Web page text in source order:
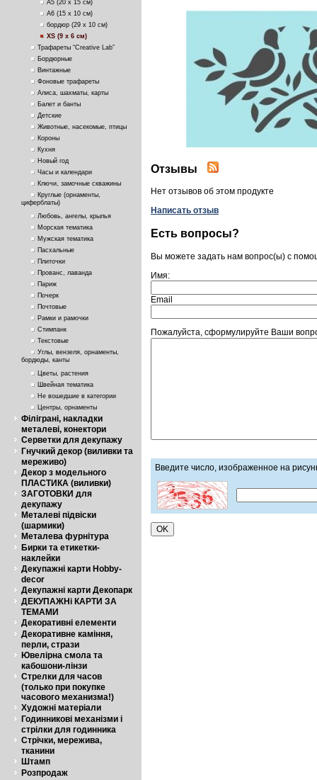
А5 (20 х 15 см)
А6 (15 х 10 см)
бордюр (29 х 10 см)
ХS (9 х 6 см)
Трафареты “Creative Lab”
Бордюрные
Винтажные
Фоновые трафареты
Алиса, шахматы, карты
Балет и банты
Детские
Животные, насекомые, птицы
Короны
Кухня
Новый год
Часы и календари
Ключи, замочные скважины
Круглые (орнаменты,
циферблаты)
Любовь, ангелы, крылья
Морская тематика
Мужская тематика
Пасхальные
Плиточки
Прованс, лаванда
Париж
Почерк
Почтовые
Рамки и рамочки
Стимпанк
Текстовые
Углы, вензеля, орнаменты,
бордюды, канты
Цветы, растения
Швейная тематика
Не вошедшие в категории
Центры, орнаменты
Філіграні, накладки
металеві, конектори
Серветки для декупажу
Гнучкий декор (виливки та
мереживо)
Декор з модельного
ПЛАСТИКА (виливки)
ЗАГОТОВКИ для
декупажу
Металеві підвіски
(шармики)
Металева фурнітура
Бирки та етикетки-
наклейки
Декупажні карти Hobby-
decor
Декупажні карти Декопарк
ДЕКУПАЖНі КАРТИ ЗА
ТЕМАМИ
Декоративні елементи
Декоративне каміння,
перли, стрази
Ювелірна смола та
кабошони-лінзи
Стрелки для часов
(только при покупке
часового механизма!)
Художні матеріали
Годинникові механізми і
стрілки для годинника
Стрічки, мережива,
тканини
Штамп
Розпродаж
Отзывы
Нет отзывов об этом продукте
Написать отзыв
Есть вопросы?
Вы можете задать нам вопрос(ы) с
Имя:
Email
Пожалуйста, сформулируйте Ваши
Введите число, изображенное на